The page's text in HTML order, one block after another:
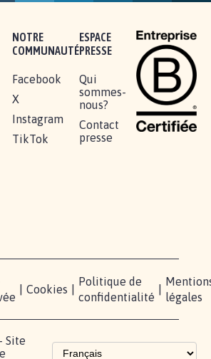
DE MON FILS THÉO :
MOBILISÉS...
NOTRE
Facebook
ESPACE
Qui